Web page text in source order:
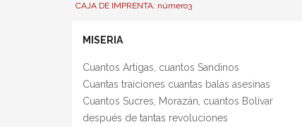
CAJA DE IMPRENTA: número3
MISERIA
Cuantos Artigas, cuantos Sandinos
Cuantas traiciones cuantas balas asesinas
Cuantos Sucres, Morazán, cuantos Bolívar
después de tantas revoluciones